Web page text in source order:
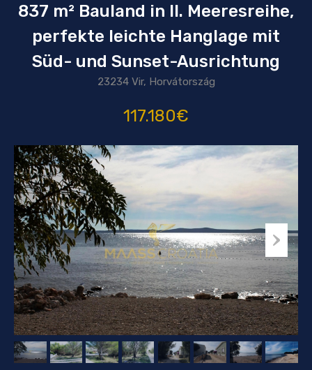
837 m² Bauland in II. Meeresreihe,
perfekte leichte Hanglage mit
Süd- und Sunset-Ausrichtung
23234 Vir, Horvátország
117.180€